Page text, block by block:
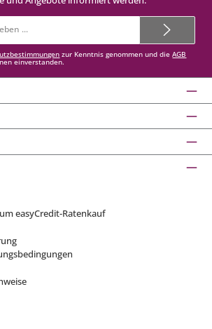
Mail-
zur Kenntnis genommen und dieAGB
einverstanden.
easyCredit-Ratenkauf